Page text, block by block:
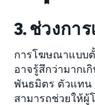
3. ช่วงกา
การโฆษณาแบบตั้
อาจรู้สึกว่ามากเ
พันธมิตร ตัวแทน
สามารถช่วยให้